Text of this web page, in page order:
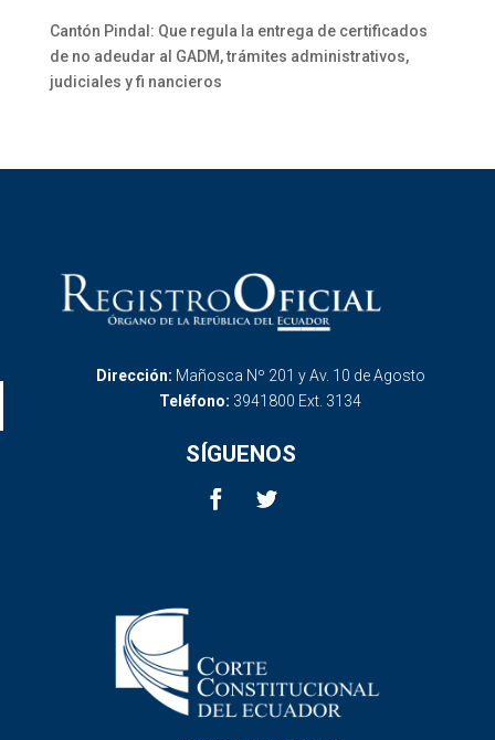
Cantón Pindal: Que regula la entrega de certificados
de no adeudar al GADM, trámites administrativos,
judiciales y fi nancieros
Dirección: Mañosca Nº 201 y Av. 10 de Agosto
Teléfono: 3941800 Ext. 3134
SÍGUENOS